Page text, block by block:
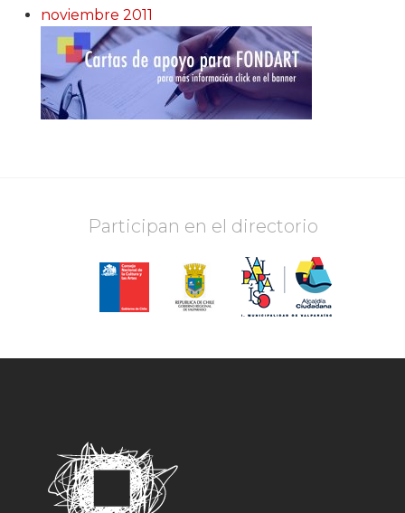
noviembre 2011
Participan en el directorio